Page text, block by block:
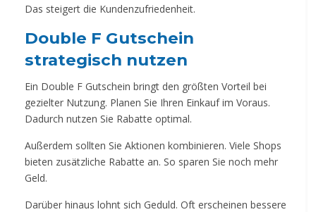
Das steigert die Kundenzufriedenheit.
Double F Gutschein
strategisch nutzen
Ein Double F Gutschein bringt den größten Vorteil bei
gezielter Nutzung. Planen Sie Ihren Einkauf im Voraus.
Dadurch nutzen Sie Rabatte optimal.
Außerdem sollten Sie Aktionen kombinieren. Viele Shops
bieten zusätzliche Rabatte an. So sparen Sie noch mehr
Geld.
Darüber hinaus lohnt sich Geduld. Oft erscheinen bessere